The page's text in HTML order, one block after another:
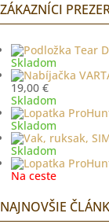
ZÁKAZNÍCI
Skladom
Pôvodná
cena
bola:
29,00 €.
19,00 €Aktuálna
cena
je:
19,00 €.
Skladom
Skladom
Skladom
Na ceste
NAJNOVŠIE